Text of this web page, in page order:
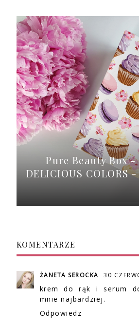
Pure Beauty Box
DELICIOUS COLORS
KOMENTARZE
ŻANETA SEROCKA 30
krem do rąk i serum
mnie najbardziej.
Odpowiedz